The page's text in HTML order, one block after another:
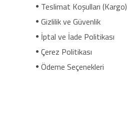
Teslimat Koşulları (Kargo)
Gizlilik ve Güvenlik
İptal ve İade Politikası
Çerez Politikası
Ödeme Seçenekleri